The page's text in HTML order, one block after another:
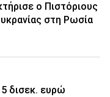
ο Πιστόριους
στη Ρωσία
δισεκ. ευρώ